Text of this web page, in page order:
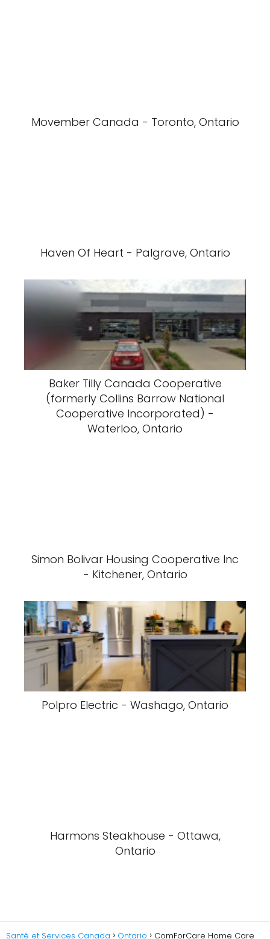
Movember Canada - Toronto, Ontario
Haven Of Heart - Palgrave, Ontario
Baker Tilly Canada Cooperative
(formerly Collins Barrow National
Cooperative Incorporated) -
Waterloo, Ontario
Simon Bolivar Housing Cooperative Inc
- Kitchener, Ontario
Polpro Electric - Washago, Ontario
Harmons Steakhouse - Ottawa,
Ontario
Santé et Services Canada Ontario ComForCare Home Care